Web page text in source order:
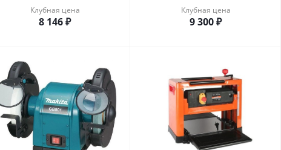
Клубная цена
8 146₽
Клубная цена
9 300₽